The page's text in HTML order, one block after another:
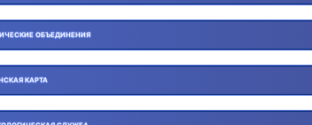
ОБЪЕДИНЕНИЯ
КАРТА